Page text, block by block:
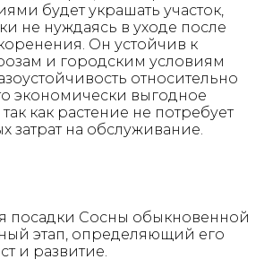
будет украшать участок,
не нуждаясь в уходе после
Он устойчив к
и городским условиям
относительно
экономически выгодное
как растение не потребует
затрат на обслуживание.
посадки Сосны обыкновенной
этап, определяющий его
и развитие.